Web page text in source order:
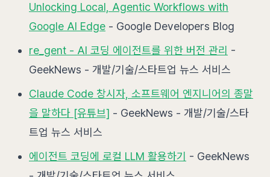
Unlocking Local, Agentic Workflows with
Google AI Edge - Google Developers Blog
re_gent - AI 코딩 에이전트를 위한 버전 관리 -
GeekNews - 개발/기술/스타트업 뉴스 서비스
Claude Code 창시자, 소프트웨어 엔지니어의 종말
을 말하다 [유튜브] - GeekNews - 개발/기술/스타
트업 뉴스 서비스
에이전트 코딩에 로컬 LLM 활용하기
- GeekNews